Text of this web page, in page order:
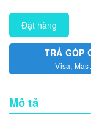
Đặt hàng
TRẢ GÓP
Visa,
Mô tả